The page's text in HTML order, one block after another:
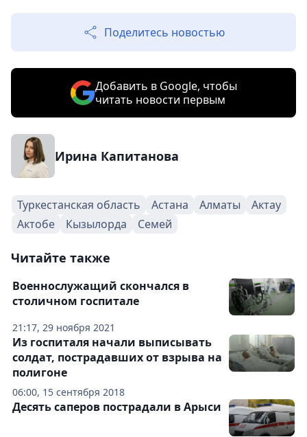
Поделитесь новостью
Добавить в Google, чтобы
читать новости первым
Ирина Капитанова
Туркестанская область Астана Алматы
Актау
Актобе
Кызылорда Семей
Читайте также
21:17, 29 ноября 2021
Военнослужащий скончался в
столичном госпитале
06:00, 15 сентября 2018
Из госпиталя начали выписывать
солдат, пострадавших от взрыва на
полигоне
Десять саперов пострадали в Арыси